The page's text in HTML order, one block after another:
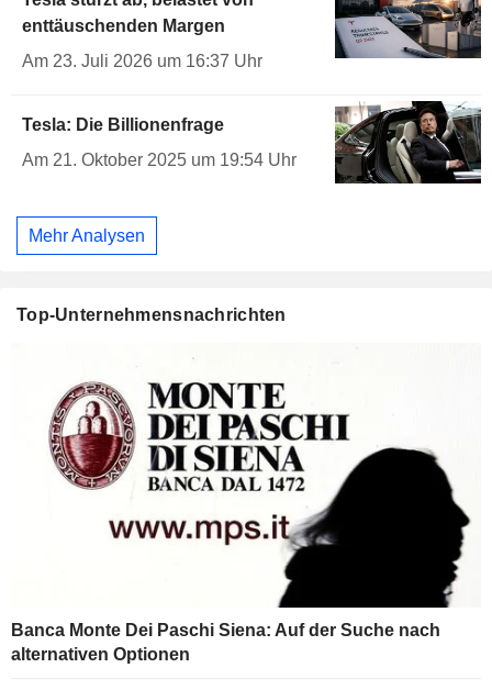
enttäuschenden Margen
Am 23. Juli 2026 um 16:37 Uhr
Tesla: Die Billionenfrage
Am 21. Oktober 2025 um 19:54 Uhr
Mehr Analysen
Top-Unternehmensnachrichten
Banca Monte Dei Paschi Siena: Auf der Suche nach
alternativen Optionen